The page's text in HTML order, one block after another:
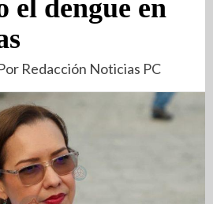
el dengue en
Redacción Noticias PC